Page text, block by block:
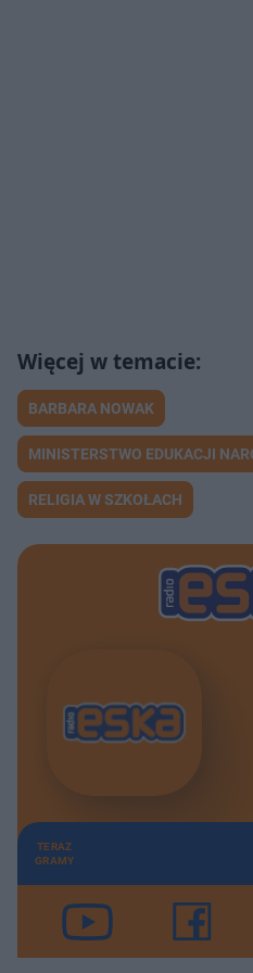
BARBARA NOWAK
MINISTERSTWO EDUKACJI
RELIGIA W SZKOŁACH
TERAZ
GRAMY